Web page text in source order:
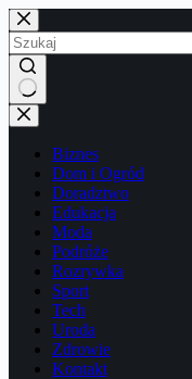
Przejdź
do
treści
Brak
wyników
Biznes
Dom i Ogród
Doradztwo
Edukacja
Moda
Podróże
Rozrywka
Sport
Tech
Uroda
Zdrowie
Kontakt